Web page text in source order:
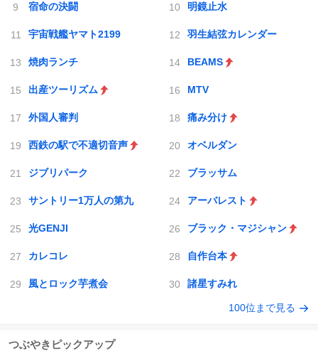
宿命の決闘 明鏡止水
宇宙戦艦ヤマト2199 羽生結弦カレンダー
焼肉ランチ BEAMS
出産ツーリズム MTV
外国人審判 痛み分け
西鉄の駅で不適切音声 オベルダン
ジブリパーク ブラッサム
サントリー1万人の第九 アーバレスト
光GENJI ブラック・マジシャン
カレコレ 自作台本
風とロック芋煮会 諸星すみれ
100位まで見る
つぶやきピックアップ